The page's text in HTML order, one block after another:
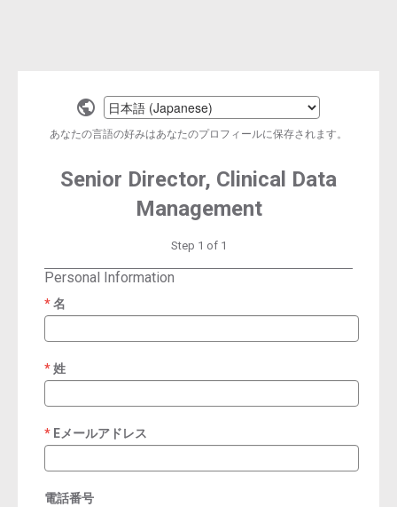
Select
a
language
あなたの言語の好みはあなたのプロフィールに保存されます。
Senior Director, Clinical Data
Management
Step 1 of 1
Personal Information
名
required
姓
required
Eメールアドレス
required
電話番号